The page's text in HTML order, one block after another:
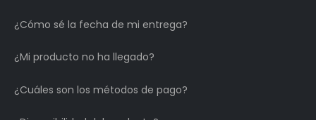
¿Cómo sé la fecha de mi entrega?
¿Mi producto no ha llegado?
¿Cuáles son los métodos de pago?